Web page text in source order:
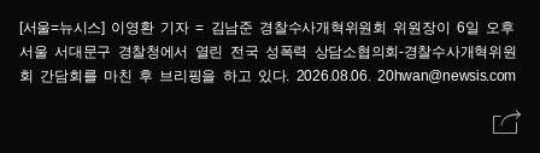
[서울=뉴시스] 이영환 기자 = 김남준 경찰수사개혁위원회 위원장이 6일 오후
서울 서대문구 경찰청에서 열린 전국 성폭력 상담소협의회-경찰수사개혁위원
회 간담회를 마친 후 브리핑을 하고 있다. 2026.08.06. 20hwan@newsis.com